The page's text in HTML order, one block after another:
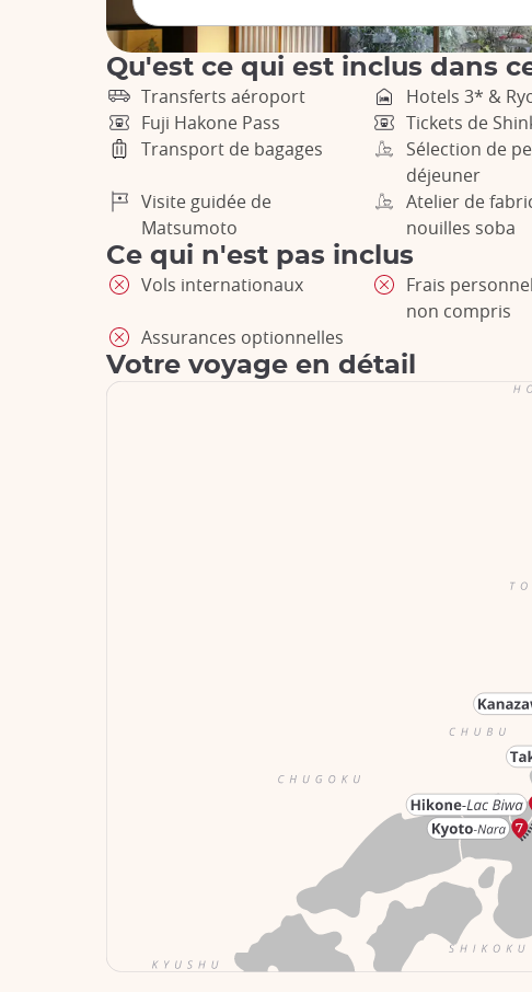
Qu'est ce qui est inclus dans
Transferts aéroport Hotels 3* &
Fuji Hakone Pass
Tickets de
Transport de bagages
Sélection de
déjeuner
Visite guidée de
Matsumoto
Atelier de
nouilles soba
Ce qui n'est pas inclus
Vols internationaux
Frais
non compris
Assurances optionnelles
Votre voyage en détail